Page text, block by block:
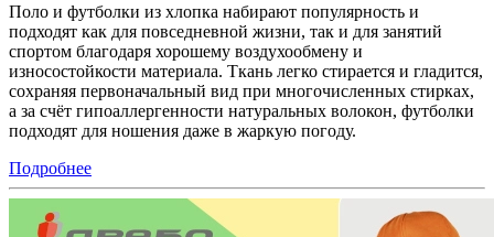
Поло и футболки из хлопка набирают популярность и
подходят как для повседневной жизни, так и для занятий
спортом благодаря хорошему воздухообмену и
износостойкости материала. Ткань легко стирается и гладится,
сохраняя первоначальный вид при многочисленных стирках,
а за счёт гипоаллергенности натуральных волокон, футболки
подходят для ношения даже в жаркую погоду.
Подробнее